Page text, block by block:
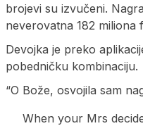
brojevi su izvučeni.
neverovatna 182
Devojka je preko
pobedničku kombinaciju.
“O Bože, osvojila sam
When your Mrs